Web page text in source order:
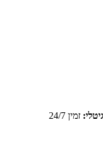
זמין 24/7